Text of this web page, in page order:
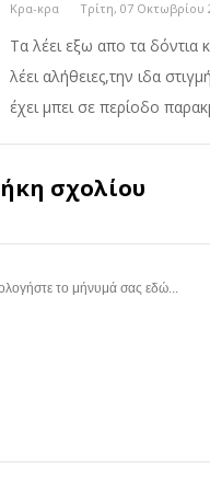
Κρα-κρα
Τρίτη, 07 Οκτωβρίου
Tα λέει εξω απο τα δόντια
λέει αλήθειες,την ιδα
έχει μπει σε περίοδο
σχολίου